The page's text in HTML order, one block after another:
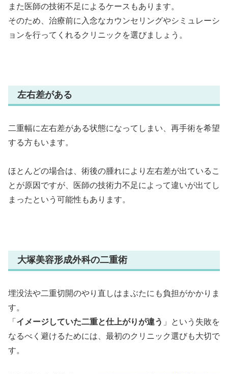
また医師の技術不足によるケースもあります。
そのため、治療前に入念なカウンセリングやシミュレーシ
ョンを行ってくれるクリニックを選びましょう。
左右差がある
二重幅に左右差がある状態になってしまい、再手術を希望
する方もいます。
ほとんどの場合は、術後の腫れにより左右差が出ているこ
とが原因ですが、医師の技術力不足によって違いが出てし
まったという可能性もあります。
大塚美容形成外科の二重術
埋没法や二重切開のやり直しはまぶたにも負担がかかりま
す。
「 イメージしていた二重と仕上がりが違う 」という失敗を
なるべく避けるためには、最初のクリニック選びも大切で
す。